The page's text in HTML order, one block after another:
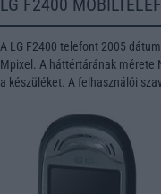
A LG F2400 telefont 2005
Mpixel. A háttértárának mérete
a készüléket. A felhasználói